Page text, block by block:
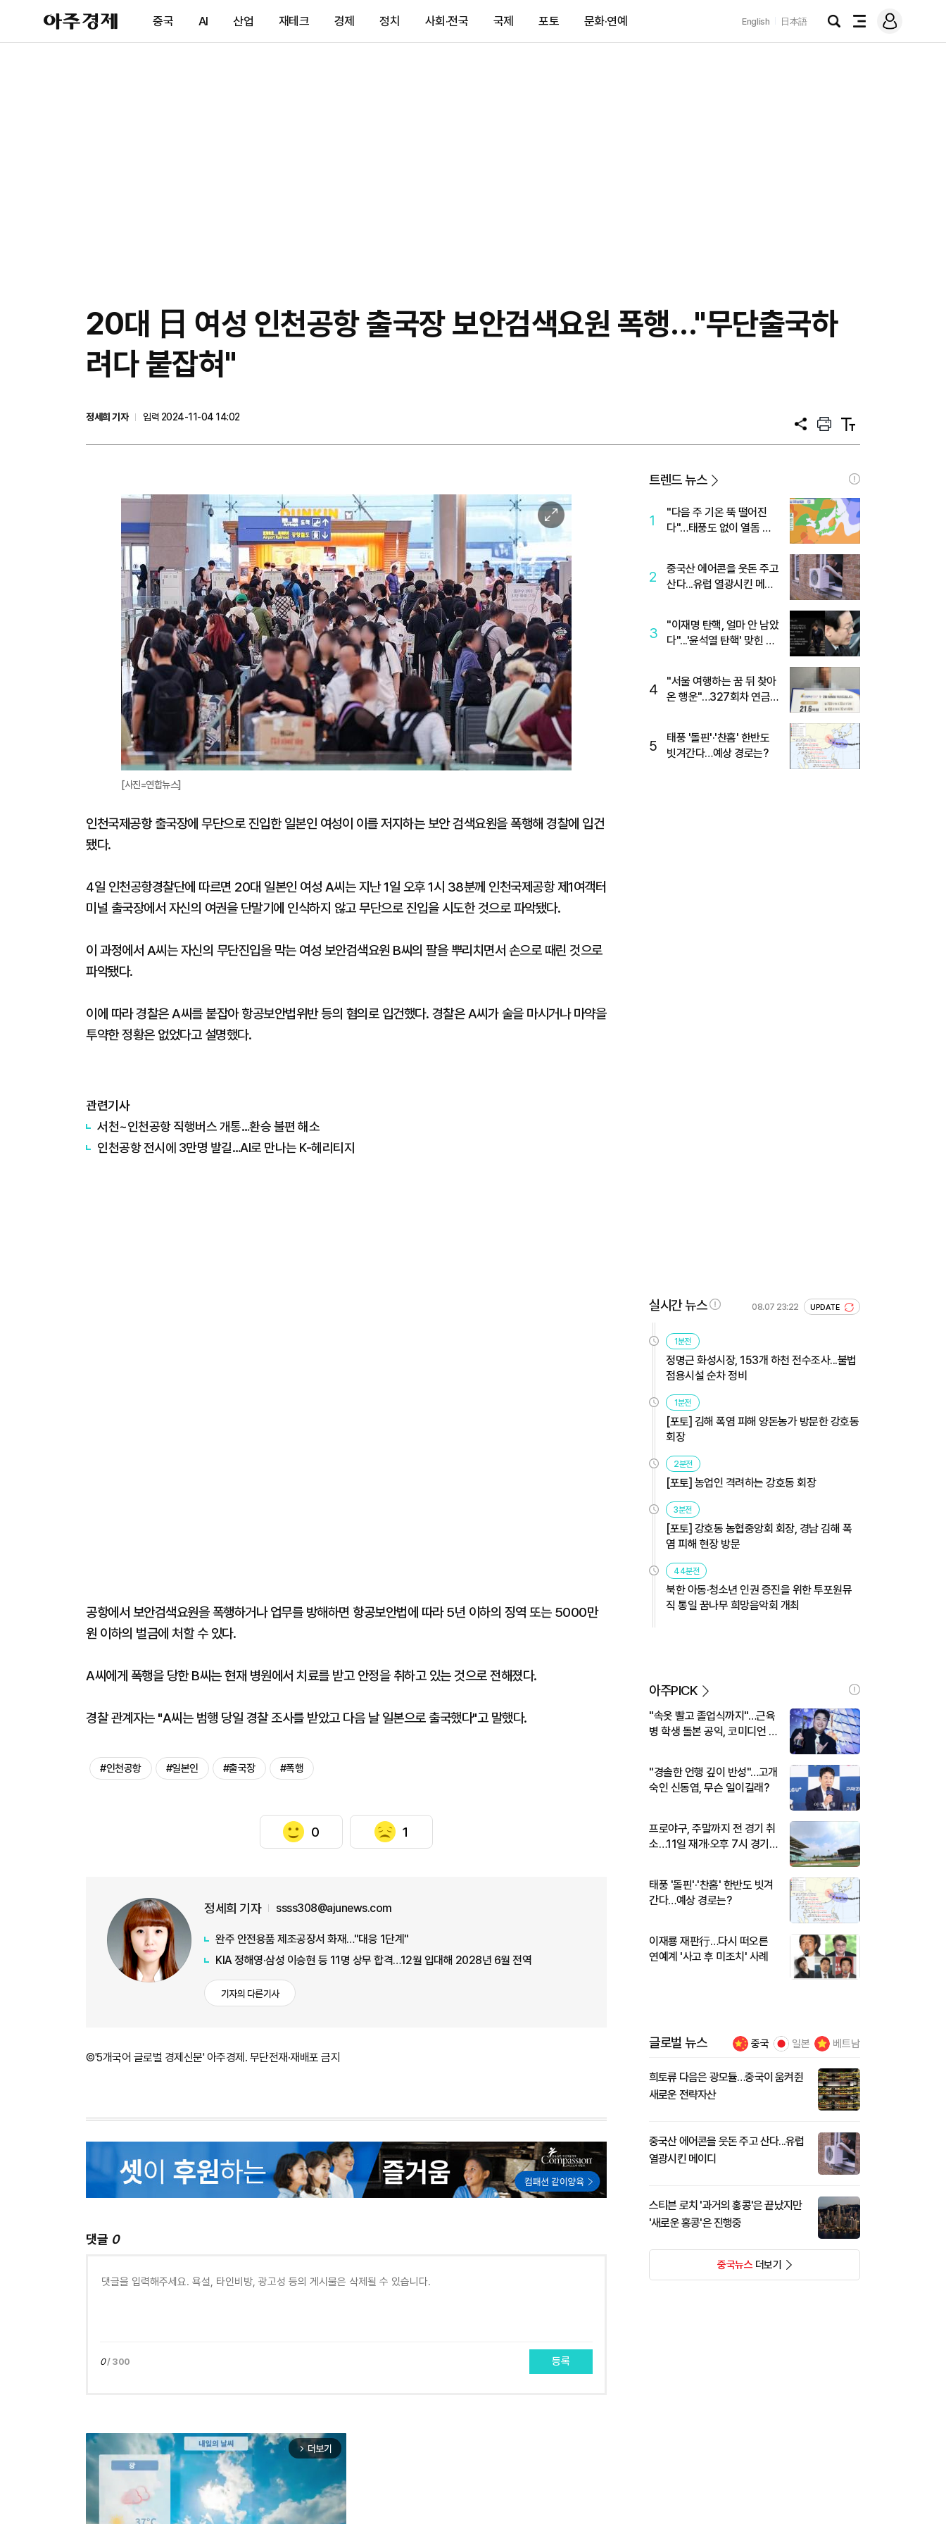
아
주
제
중국 AI 산업 재테크 경제 정치 사회·전국 국제 포토 문화·연예 English 日本語
검
전
메
그
20대 日 여성 인천공항 출국장 보안검색요원 폭행…"무단출국하
려다 붙잡혀"
정세희 기자
입력 2024-11-04 14:02
공
프
트
텍
트
이
미
지
확
대
[사진=연합뉴스]
인천국제공항 출국장에 무단으로 진입한 일본인 여성이 이를 저지하는 보안 검색요원을 폭행해 경찰에 입건
됐다.
4일 인천공항경찰단에 따르면 20대 일본인 여성 A씨는 지난 1일 오후 1시 38분께 인천국제공항 제1여객터
미널 출국장에서 자신의 여권을 단말기에 인식하지 않고 무단으로 진입을 시도한 것으로 파악됐다.
이 과정에서 A씨는 자신의 무단진입을 막는 여성 보안검색요원 B씨의 팔을 뿌리치면서 손으로 때린 것으로
파악됐다.
이에 따라 경찰은 A씨를 붙잡아 항공보안법위반 등의 혐의로 입건했다. 경찰은 A씨가 술을 마시거나 마약을
투약한 정황은 없었다고 설명했다.
관련기사
서천~인천공항 직행버스 개통…환승 불편 해소
인천공항 전시에 3만명 발길…AI로 만나는 K-헤리티지
공항에서 보안검색요원을 폭행하거나 업무를 방해하면 항공보안법에 따라 5년 이하의 징역 또는 5000만
원 이하의 벌금에 처할 수 있다.
A씨에게 폭행을 당한 B씨는 현재 병원에서 치료를 받고 안정을 취하고 있는 것으로 전해졌다.
경찰 관계자는 "A씨는 범행 당일 경찰 조사를 받았고 다음 날 일본으로 출국했다"고 말했다.
#인천공항 #일본인 #출국장 #폭행
0 1
정세희 기자 ssss308@ajunews.com
완주 안전용품 제조공장서 화재…"대응 1단계"
KIA 정해영·삼성 이승현 등 11명 상무 합격…12월 입대해 2028년 6월 전역
기자의 다른기사
©'5개국어 글로벌 경제신문' 아주경제. 무단전재·재배포 금지
댓글 0
0/ 300 등록
arrow_forward_ios 더보기
트렌드 뉴스
1
"다음 주 기온 뚝 떨어진
다"…태풍도 없이 열돔 박
2
중국산 에어콘을 웃돈 주고
산다...유럽 열광시킨 메이
3
"이재명 탄핵, 얼마 안 남았
다"...'윤석열 탄핵' 맞힌 무
4
"서울 여행하는 꿈 뒤 찾아
온 행운"…327회차 연금
5
태풍 '돌핀'·'찬홈' 한반도
빗겨간다…예상 경로는?
실시간 뉴스 08.07 23:22 UPDATE
1분전
정명근 화성시장, 153개 하천 전수조사...불법
점용시설 순차 정비
1분전
[포토] 김해 폭염 피해 양돈농가 방문한 강호동
회장
2분전
[포토] 농업인 격려하는 강호동 회장
3분전
[포토] 강호동 농협중앙회 회장, 경남 김해 폭
염 피해 현장 방문
44분전
북한 아동·청소년 인권 증진을 위한 투포원뮤
직 통일 꿈나무 희망음악회 개최
아주PICK
"속옷 빨고 졸업식까지"…근육
병 학생 돌본 공익, 코미디언 김
"경솔한 언행 깊이 반성"…고개
숙인 신동엽, 무슨 일이길래?
프로야구, 주말까지 전 경기 취
소…11일 재개·오후 7시 경기
태풍 '돌핀'·'찬홈' 한반도 빗겨
간다…예상 경로는?
이재룡 재판行…다시 떠오른
연예계 '사고 후 미조치' 사례
글로벌 뉴스 중국 일본 베트남
희토류 다음은 광모듈…중국이 움켜쥔
새로운 전략자산
중국산 에어콘을 웃돈 주고 산다...유럽
열광시킨 메이디
스티븐 로치 '과거의 홍콩'은 끝났지만
'새로운 홍콩'은 진행중
중국뉴스더보기